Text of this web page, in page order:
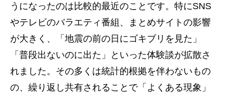
うになったのは比較的最近のことです。特にSNS
やテレビのバラエティ番組、まとめサイトの影響
が大きく、「地震の前の日にゴキブリを見た」
「普段出ないのに出た」といった体験談が拡散さ
れました。その多くは統計的根拠を伴わないもの
の、繰り返し共有されることで「よくある現象」